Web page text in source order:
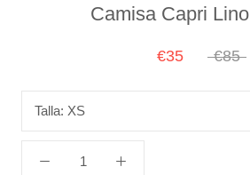
Camisa Capri
€35 €85
Talla: XS